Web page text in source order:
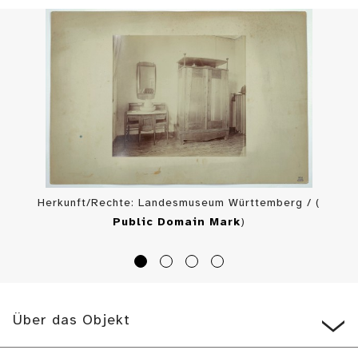
Herkunft/Rechte: Landesmuseum Württemberg / (
Public Domain Mark)
Über das Objekt